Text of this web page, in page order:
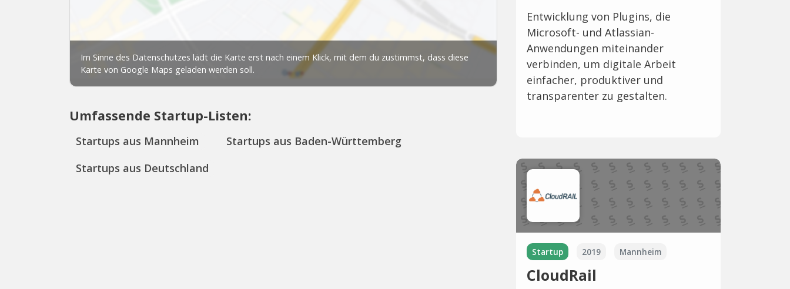
Umfassende Startup-Listen:
Startups aus Mannheim
Startups aus Baden-Württemberg
Startups aus Deutschland
Entwicklung von Plugins, die
Microsoft- und Atlassian-
Anwendungen miteinander
verbinden, um digitale Arbeit
einfacher, produktiver und
transparenter zu gestalten.
Startup 2019 Mannheim
CloudRail